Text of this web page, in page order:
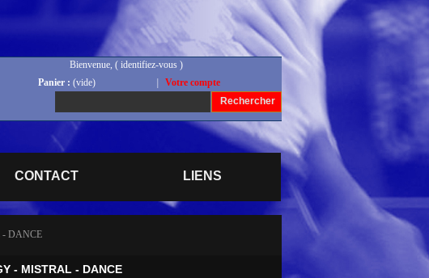
Rechercher
Bienvenue, ( identifiez-vous )
Panier : (vide) Votre compte
CONTACT LIENS
- DANCE
- MISTRAL - DANCE